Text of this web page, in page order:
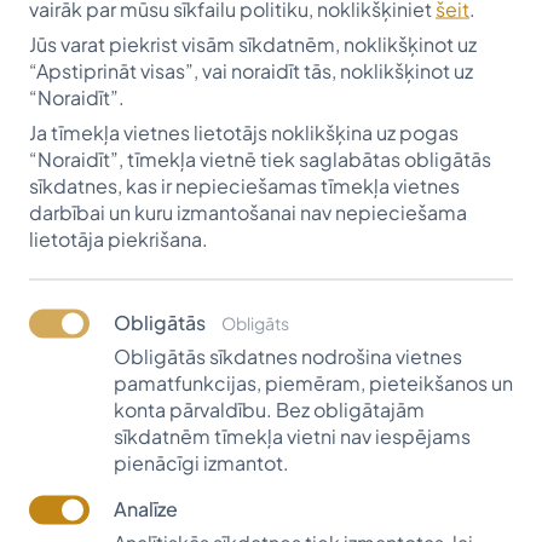
valodu studējošos
Dr. Emīls Osis un Dace Muriks-Osis
Muriks-Osis mūža stipendija.
vairāk par mūsu sīkfailu politiku, noklikšķiniet šeit
Jūs varat piekrist visām sīkdatnēm, noklikšķinot uz
“Apstiprināt visas”, vai noraidīt tās, noklikšķinot uz
“Noraidīt”.
Ja tīmekļa vietnes lietotājs noklikšķina uz pogas
“Noraidīt”, tīmekļa vietnē tiek saglabātas obligātās
sīkdatnes, kas ir nepieciešamas tīmekļa vietnes
darbībai un kuru izmantošanai nav nepieciešama
lietotāja piekrišana.
Obligātās Obligāts
Obligātās sīkdatnes nodrošina vietnes
pamatfunkcijas, piemēram, pieteikšanos un
konta pārvaldību. Bez obligātajām
sīkdatnēm tīmekļa vietni nav iespējams
pienācīgi izmantot.
Analīze